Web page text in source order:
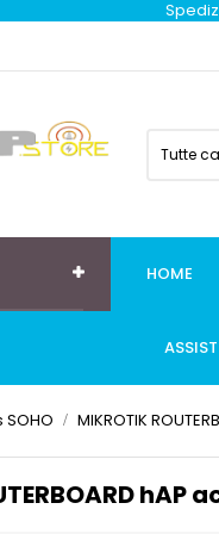
Tutte
HOME
MIKROTIK
hAP